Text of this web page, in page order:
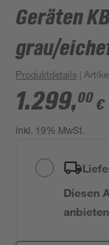
Geräten
grau/
Produktdetails |
1.299,00 €
inkl. 19% MwSt.
Diesen